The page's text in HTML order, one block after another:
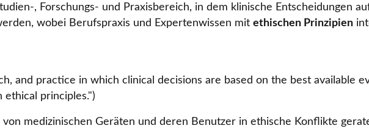
, Forschungs- und Praxisbereich, in dem klinische Entscheidungen
wobei Berufspraxis und Expertenwissen mit ethischen Prinzipien
and practice in which clinical decisions are based on the best available
principles. )
medizinischen Geräten und deren Benutzer in ethische Konflikte